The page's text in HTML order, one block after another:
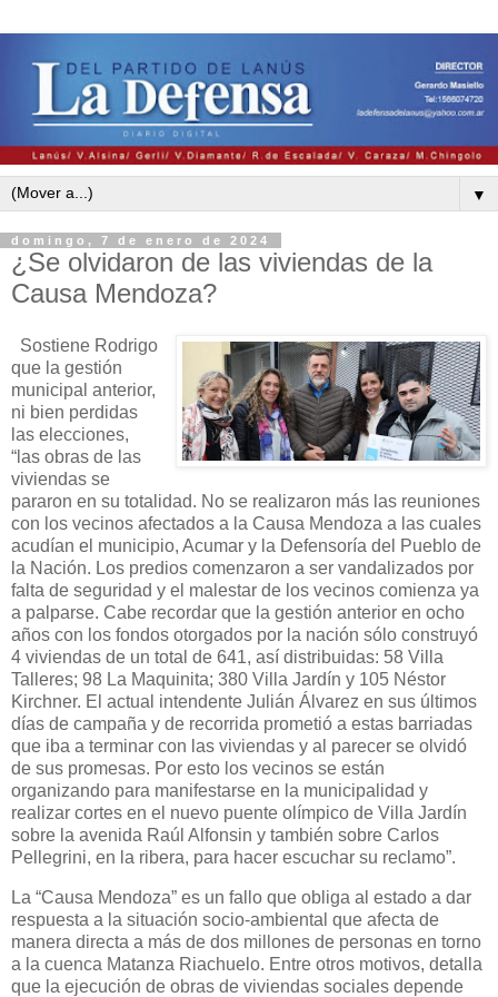
▼
domingo, 7 de enero de 2024
¿Se olvidaron de las viviendas de la
Causa Mendoza?
Sostiene Rodrigo
que la gestión
municipal anterior,
ni bien perdidas
las elecciones,
“las obras de las
viviendas se
pararon en su totalidad. No se realizaron más las reuniones
con los vecinos afectados a la Causa Mendoza a las cuales
acudían el municipio, Acumar y la Defensoría del Pueblo de
la Nación. Los predios comenzaron a ser vandalizados por
falta de seguridad y el malestar de los vecinos comienza ya
a palparse. Cabe recordar que la gestión anterior en ocho
años con los fondos otorgados por la nación sólo construyó
4 viviendas de un total de 641, así distribuidas: 58 Villa
Talleres; 98 La Maquinita; 380 Villa Jardín y 105 Néstor
Kirchner. El actual intendente Julián Álvarez en sus últimos
días de campaña y de recorrida prometió a estas barriadas
que iba a terminar con las viviendas y al parecer se olvidó
de sus promesas. Por esto los vecinos se están
organizando para manifestarse en la municipalidad y
realizar cortes en el nuevo puente olímpico de Villa Jardín
sobre la avenida Raúl Alfonsin y también sobre Carlos
Pellegrini, en la ribera, para hacer escuchar su reclamo”.
La “Causa Mendoza” es un fallo que obliga al estado a dar
respuesta a la situación socio-ambiental que afecta de
manera directa a más de dos millones de personas en torno
a la cuenca Matanza Riachuelo. Entre otros motivos, detalla
que la ejecución de obras de viviendas sociales depende